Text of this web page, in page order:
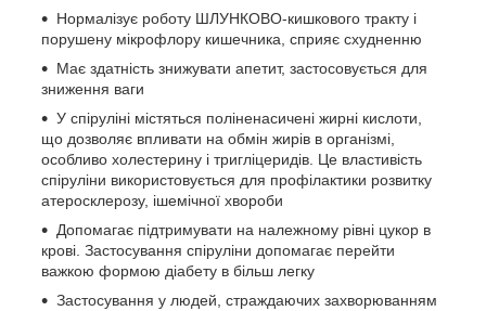
Нормалізує роботу ШЛУНКОВО-кишкового тракту і
порушену мікрофлору кишечника, сприяє схудненню
Має здатність знижувати апетит, застосовується для
зниження ваги
У спіруліні містяться поліненасичені жирні кислоти,
що дозволяє впливати на обмін жирів в організмі,
особливо холестерину і тригліцеридів. Це властивість
спіруліни використовується для профілактики розвитку
атеросклерозу, ішемічної хвороби
Допомагає підтримувати на належному рівні цукор в
крові. Застосування спіруліни допомагає перейти
важкою формою діабету в більш легку
Застосування у людей, страждаючих захворюванням